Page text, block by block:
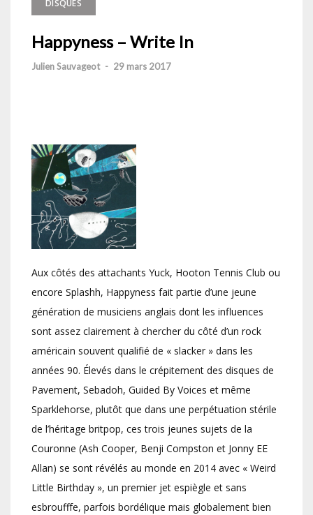
DISQUES
Happyness – Write In
Julien Sauvageot - 29 mars 2017
Aux côtés des attachants Yuck, Hooton Tennis Club ou
encore Splashh, Happyness fait partie d’une jeune
génération de musiciens anglais dont les influences
sont assez clairement à chercher du côté d’un rock
américain souvent qualifié de « slacker » dans les
années 90. Élevés dans le crépitement des disques de
Pavement, Sebadoh, Guided By Voices et même
Sparklehorse, plutôt que dans une perpétuation stérile
de l’héritage britpop, ces trois jeunes sujets de la
Couronne (Ash Cooper, Benji Compston et Jonny EE
Allan) se sont révélés au monde en 2014 avec « Weird
Little Birthday », un premier jet espiègle et sans
esbroufffe, parfois bordélique mais globalement bien